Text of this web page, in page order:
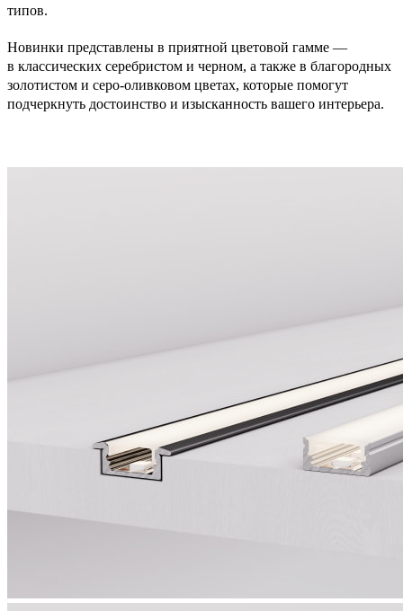
типов.
Новинки представлены в приятной цветовой гамме —
в классических серебристом и черном, а также в благородных
золотистом и серо-оливковом цветах, которые помогут
подчеркнуть достоинство и изысканность вашего интерьера.